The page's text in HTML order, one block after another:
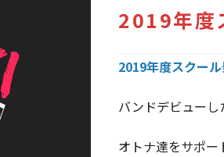
2019年度
2019年度スクー
バンドデビュー
オトナ達をサポ